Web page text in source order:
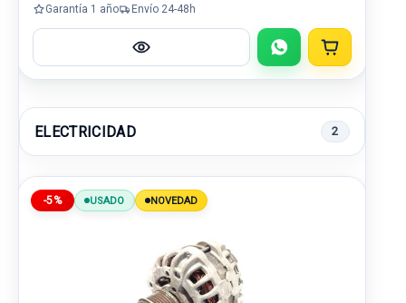
Garantía 1 año Envío 24-48h
ELECTRICIDAD 2
-5% USADO NOVEDAD